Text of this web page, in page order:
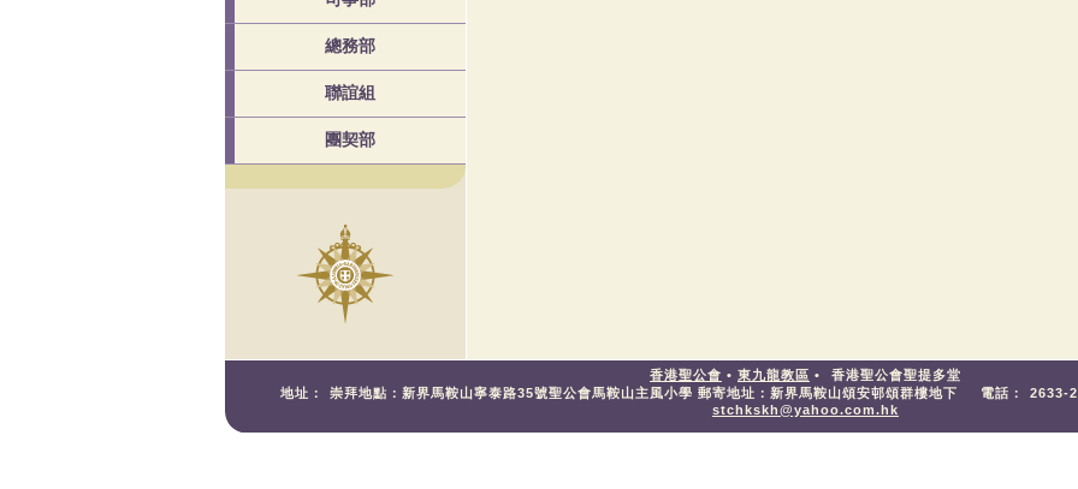
總務部
聯誼組
團契部
香港聖公會 • 東九龍教區 •
香港聖公會聖提多堂
地址：
崇拜地點：新界馬鞍山寧泰路35號聖公會馬鞍山主風小學 郵寄地址：新界馬鞍山頌安邨頌群樓地下 電話：
2633-
stchkskh@yahoo.com.hk